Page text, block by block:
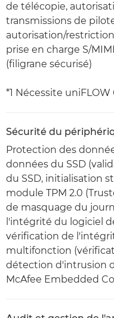
de télécopie,
transmissions de
autorisation/
prise en charge S/
(filigrane sécurisé)
*1 Nécessite
Sécurité du
Protection des
données du SSD
du SSD, initialisation
module TPM 2.0
de masquage du
l'intégrité du logiciel
vérification de
multifonction
détection d'intrusion
McAfee Embedded